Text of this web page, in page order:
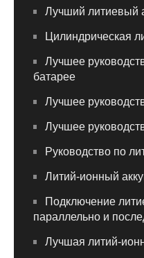
Лучший литиевый
Цилиндрическая
Лучшее
батарее
Лучшее
Лучшее
Руководство по
Литий-ионный
Подключение
параллельно и
Лучшая литий-